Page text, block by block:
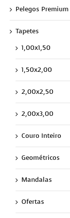
Pelegos Premium
Tapetes
1,00x1,50
1,50x2,00
2,00x2,50
2,00x3,00
Couro Inteiro
Geométricos
Mandalas
Ofertas